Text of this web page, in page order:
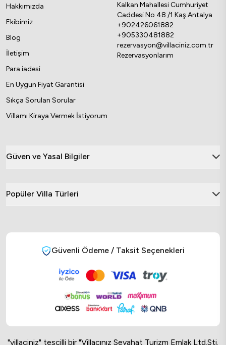
Hakkımızda
Ekibimiz
Blog
İletişim
Para iadesi
En Uygun Fiyat Garantisi
Sıkça Sorulan Sorular
Villamı Kiraya Vermek İstiyorum
Kalkan Mahallesi Cumhuriyet
Caddesi No 48 /1 Kaş Antalya
+902426061882
+905330481882
rezervasyon@villaciniz.com.tr
Rezervasyonlarım
Güven ve Yasal Bilgiler
Popüler Villa Türleri
Güvenli Ödeme / Taksit Seçenekleri
"villaciniz" tescilli bir "Villacınız Seyahat Turizm Emlak Ltd.Sti.